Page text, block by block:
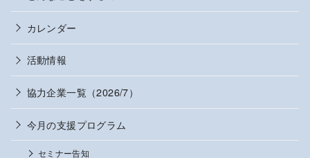
カレンダー
活動情報
協力企業一覧（2026/7）
今月の支援プログラム
セミナー告知